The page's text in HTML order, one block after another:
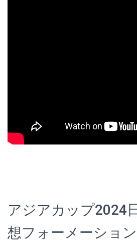
アジアカップ2024
想フォーメーション